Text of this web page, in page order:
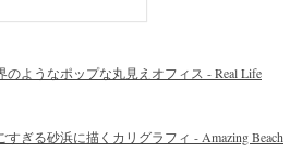
ようなポップな丸見えオフィス - Real Life
ぎる砂浜に描くカリグラフィ - Amazing Beach